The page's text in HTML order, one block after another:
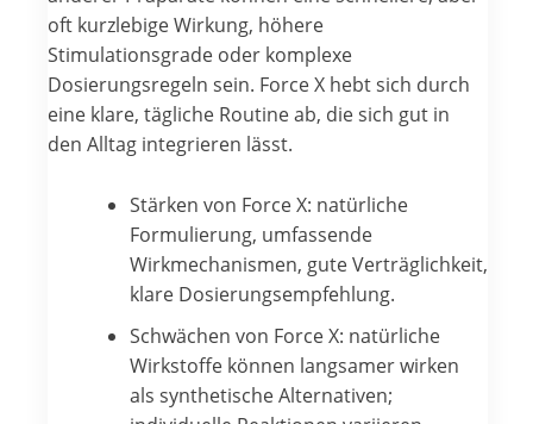
oft kurzlebige Wirkung, höhere
Stimulationsgrade oder komplexe
Dosierungsregeln sein. Force X hebt sich durch
eine klare, tägliche Routine ab, die sich gut in
den Alltag integrieren lässt.
Stärken von Force X: natürliche
Formulierung, umfassende
Wirkmechanismen, gute Verträglichkeit,
klare Dosierungsempfehlung.
Schwächen von Force X: natürliche
Wirkstoffe können langsamer wirken
als synthetische Alternativen;